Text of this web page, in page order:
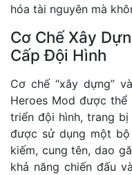
hóa tài nguyên mà
Cơ Chế Xây
Cấp Đội Hình
Cơ chế “xây dựng”
Heroes Mod được
triển đội hình, trang
được sử dụng một
kiếm, cung tên, dao
khả năng chiến đấu